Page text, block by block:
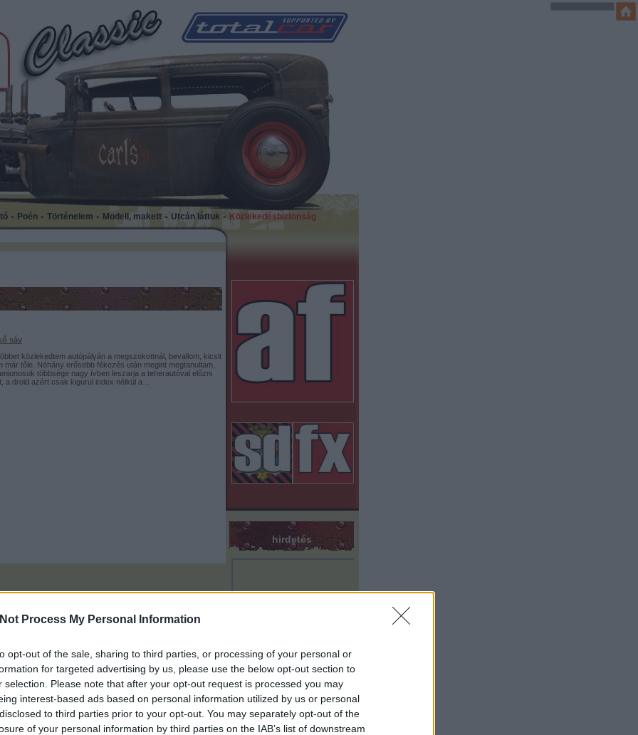
Process My Personal Information
opt-out of the sale, sharing to third parties, or processing of your personal or
for targeted advertising by us, please use the below opt-out section to
selection. Please note that after your opt-out request is processed you may
interest-based ads based on personal information utilized by us or personal
to third parties prior to your opt-out. You may separately opt-out of the
of your personal information by third parties on the IAB’s list of downstream
- Poén- Történelem - Modell, makett- Utcán láttuk - Közlekedésbiztonság
hirdetés
sáv
közlekedtem autópályán a megszokottnál, bevallom, kicsit
már tőle. Néhány erősebb fékezés után megint megtanultam,
többsége nagy ívben leszarja a teherautóval előzni
a droid azért csak kigurul index nélkül a…